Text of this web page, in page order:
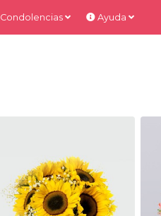
Condolencias Ayuda